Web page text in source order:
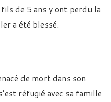
de 5 ans y ont perdu la
a été blessé.
de mort dans son
réfugié avec sa famille